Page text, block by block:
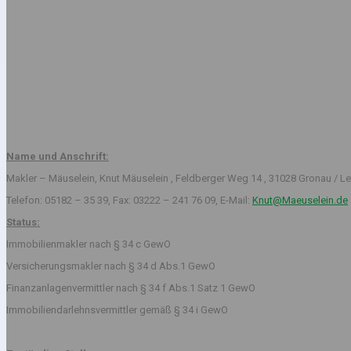
Name und Anschrift:
Makler – Mäuselein, Knut Mäuselein , Feldberger Weg 14 , 31028 Gronau /
Telefon: 05182 – 35 39, Fax: 03222 – 241 76 09, E-Mail: Knut@Maeuselein.de
Status:
Immobilienmakler nach § 34 c GewO
Versicherungsmakler nach § 34 d Abs.1 GewO
Finanzanlagenvermittler nach § 34 f Abs.1 Satz 1 GewO
Immobiliendarlehnsvermittler gemäß § 34 i GewO